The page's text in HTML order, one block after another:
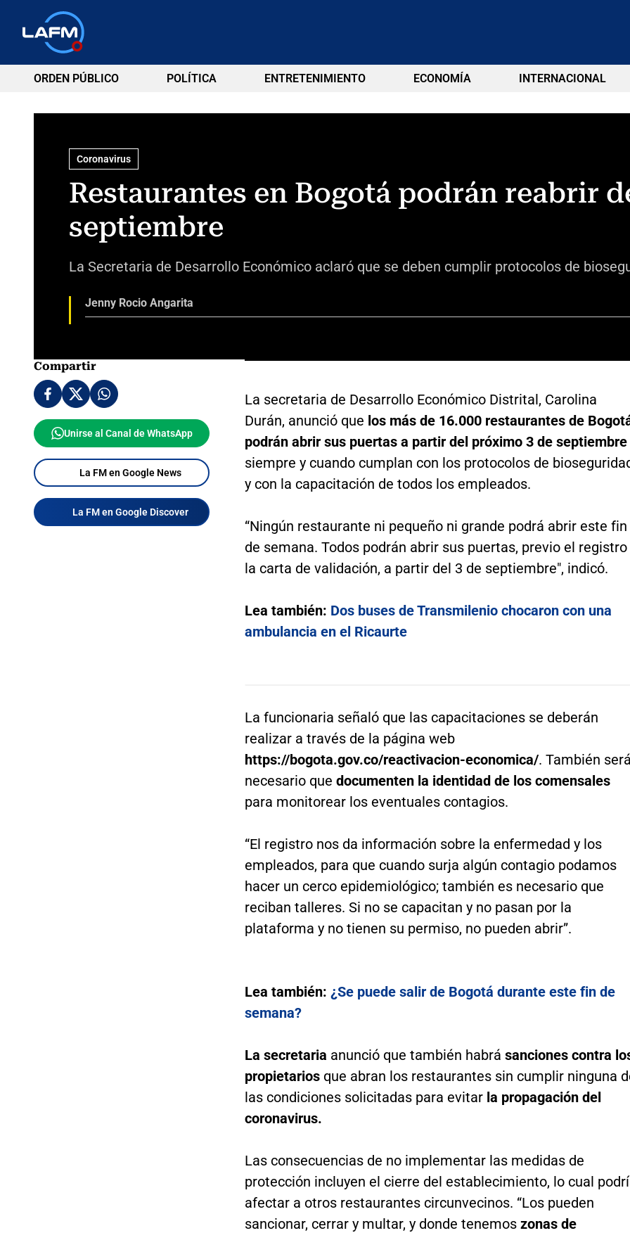
ORDEN PÚBLICO POLÍTICA ENTRETENIMIENTO ECONOMÍA INTERNACIONAL
Coronavirus
Restaurantes en Bogotá podrán reabrir
septiembre
La Secretaria de Desarrollo Económico aclaró que se deben cumplir protocolos de
Jenny Rocio Angarita
Compartir
Unirse al Canal de WhatsApp
La FM en Google News
La FM en Google Discover
La secretaria de Desarrollo Económico Distrital, Carolina
Durán, anunció que los más de 16.000 restaurantes de
podrán abrir sus puertas a partir del próximo 3 de septiembre
siempre y cuando cumplan con los protocolos de
y con la capacitación de todos los empleados.
“Ningún restaurante ni pequeño ni grande podrá abrir este fin
de semana. Todos podrán abrir sus puertas, previo el registro
la carta de validación, a partir del 3 de septiembre", indicó.
Lea también: Dos buses de Transmilenio chocaron con una
ambulancia en el Ricaurte
La funcionaria señaló que las capacitaciones se deberán
realizar a través de la página web
https://bogota.gov.co/reactivacion-economica/. También será
necesario que documenten la identidad de los comensales
para monitorear los eventuales contagios.
“El registro nos da información sobre la enfermedad y los
empleados, para que cuando surja algún contagio podamos
hacer un cerco epidemiológico; también es necesario que
reciban talleres. Si no se capacitan y no pasan por la
plataforma y no tienen su permiso, no pueden abrir”.
Lea también: ¿Se puede salir de Bogotá durante este fin de
semana?
La secretaria anunció que también habrá sanciones contra
propietariosque abran los restaurantes sin cumplir ninguna
las condiciones solicitadas para evitar la propagación del
coronavirus.
Las consecuencias de no implementar las medidas de
protección incluyen el cierre del establecimiento, lo cual
afectar a otros restaurantes circunvecinos. “Los pueden
sancionar, cerrar y multar, y donde tenemos zonas de